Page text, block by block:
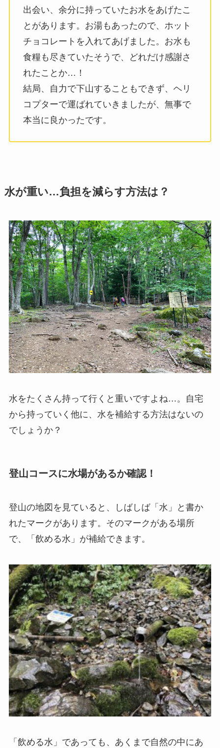
出会い、余分に持っていたお水をあげたこ
とがあります。お湯もあったので、ホット
チョコレートを入れてあげました。お水も
食糧も尽きていたそうで、どれだけ感謝さ
れたことか…！
結局、自力で下山することもできず、ヘリ
コプターで運ばれていきましたが、無事で
本当に良かったです。
水が重い…負担を減らす方法は？
水をたくさん持って行くと重いですよね…。自宅
から持っていく他に、水を補給する方法はないの
でしょうか？
登山コースに水場があるか確認！
登山の地図を見ていると、しばしば「水」と書か
れたマークがあります。そのマークがある場所
で、
「飲める水」 が補給できます。
「飲める水」であっても、あくまで自然の中にあ